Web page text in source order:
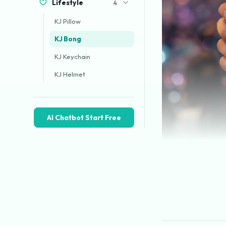
Lifestyle 4
KJ Pillow
KJ Bong
KJ Keychain
KJ Helmet
AI Chatbot Start Free